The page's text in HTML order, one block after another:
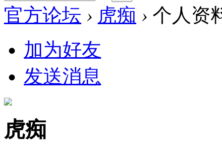
官方论坛 › 虎痴 › 个人资
加为好友
发送消息
虎痴